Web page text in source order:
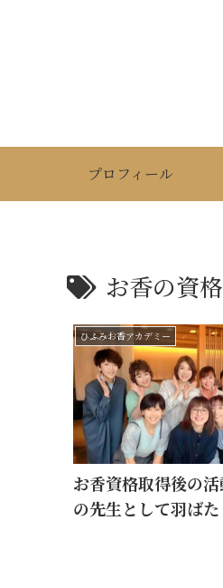
プロフィール
お香の資格
ひふみお香アカデミー
お香資格取得後の
の先生として羽ば